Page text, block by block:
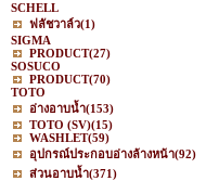
SCHELL
ฟลัชวาล์ว(1)
SIGMA
PRODUCT(27)
SOSUCO
PRODUCT(70)
TOTO
อ่างอาบน้ำ(153)
TOTO (SV)(15)
WASHLET(59)
อุปกรณ์ประกอบอ่างล้างหน้า(92)
ส่วนอาบน้ำ(371)